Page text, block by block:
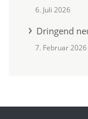
6. Juli 2026
Dringend
7. Februar 2026